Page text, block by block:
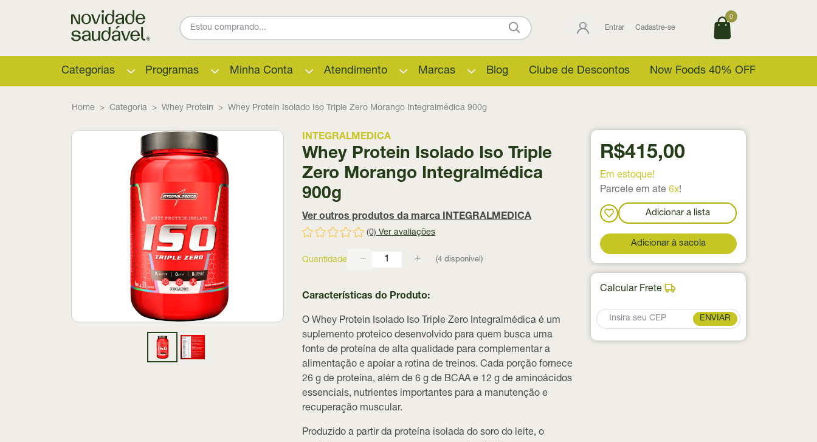
Entrar Cadastre-se
0
Categorias Programas Minha Conta Atendimento Marcas Blog Clube de Descontos Now Foods 40% OFF
Home Categoria Whey Protein Whey Protein Isolado Iso Triple Zero Morango Integralmédica 900g
INTEGRALMEDICA
Whey Protein Isolado Iso Triple
Zero Morango Integralmédica
900g
Ver outros produtos da marca INTEGRALMEDICA
(0) Ver avaliações
Quantidade (4 disponível)
Características do Produto:
O Whey Protein Isolado Iso Triple Zero Integralmédica é um
suplemento proteico desenvolvido para quem busca uma
fonte de proteína de alta qualidade para complementar a
alimentação e apoiar a rotina de treinos. Cada porção fornece
26 g de proteína, além de 6 g de BCAAe 12 g de aminoácidos
essenciais, nutrientes importantes para a manutenção e
recuperação muscular.
Produzido a partir da proteína isolada do soro do leite, o
R$415,00
Em estoque!
Parcele em ate 6x!
Adicionar a lista
Adicionar à sacola
Calcular Frete
ENVIAR